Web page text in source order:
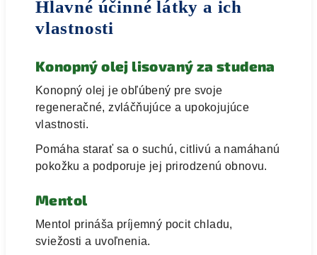
Hlavné účinné látky a ich
vlastnosti
Konopný olej lisovaný za studena
Konopný olej je obľúbený pre svoje
regeneračné, zvláčňujúce a upokojujúce
vlastnosti.
Pomáha starať sa o suchú, citlivú a namáhanú
pokožku a podporuje jej prirodzenú obnovu.
Mentol
Mentol prináša príjemný pocit chladu,
sviežosti a uvoľnenia.